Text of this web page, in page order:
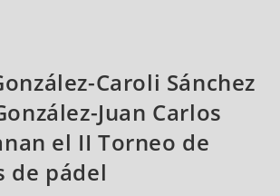
Caroli Sánchez
Juan Carlos
el II Torneo de
de pádel